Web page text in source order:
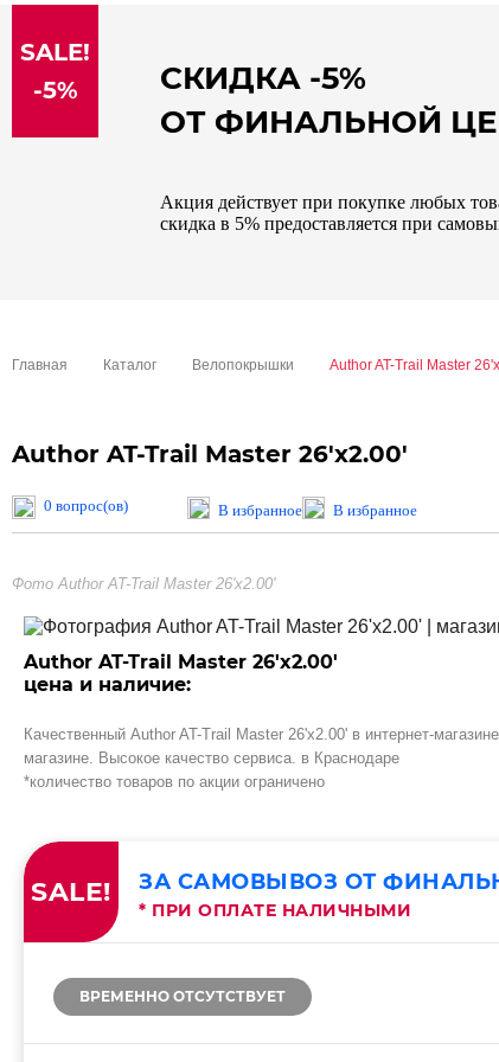
special price
SALE!
-5%
СКИДКА -5%
ОТ ФИНАЛЬНОЙ
Акция действует при покупке любых
скидка в 5% предоставляется при
Главная Каталог Велопокрышки Author AT-Trail Master
Author AT-Trail Master 26'x2.00'
0 вопрос(ов) В избранное В избранное
Фото Author AT-Trail Master 26'x2.00'
Author AT-Trail Master 26'x2.00'
цена и наличие:
Качественный Author AT-Trail Master 26'x2.00' в интернет-
магазине. Высокое качество сервиса. в Краснодаре
*количество товаров по акции ограничено
SALE! ЗА САМОВЫВОЗ ОТ
* ПРИ ОПЛАТЕ НАЛИЧНЫМИ
ВРЕМЕННО ОТСУТСТВУЕТ